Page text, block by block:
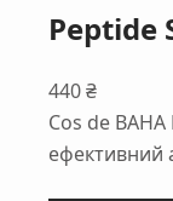
Peptide
440₴
Cos de
ефективний